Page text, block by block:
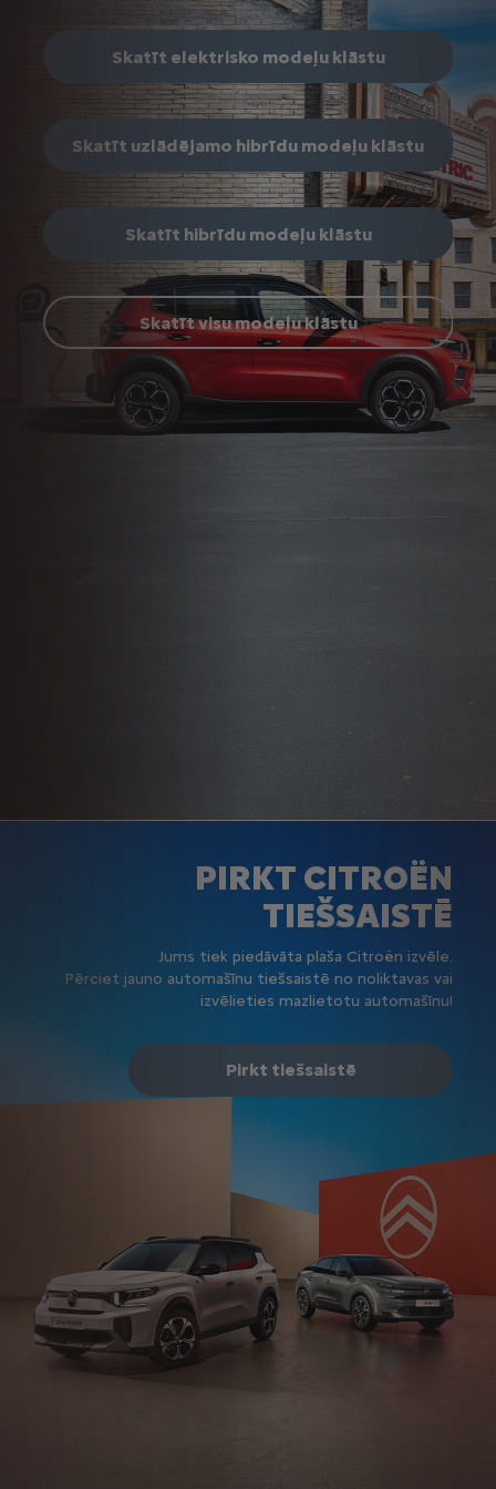
Skatīt elektrisko modeļu klāstu
Skatīt uzlādējamo hibrīdu modeļu klāstu
Skatīt hibrīdu modeļu klāstu
Skatīt visu modeļu klāstu
PIRKT CITROËN
TIEŠSAISTĒ
Jums tiek piedāvāta plaša Citroën izvēle.
Pērciet jauno automašīnu tiešsaistē no noliktavas vai
izvēlieties mazlietotu automašīnu!
Pirkt tiešsaistē